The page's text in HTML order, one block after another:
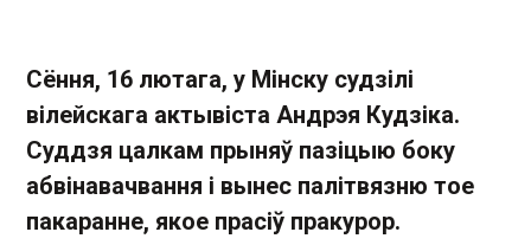
Сёння, 16 лютага, у Мінску судзілі
вілейскага актывіста Андрэя Кудзіка.
Суддзя цалкам прыняў пазіцыю боку
абвінавачвання і вынес палітвязню тое
пакаранне, якое прасіў пракурор.